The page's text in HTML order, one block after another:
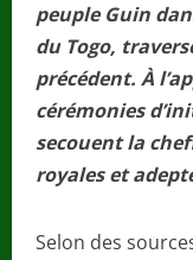
peuple Guin
du Togo,
précédent. À
cérémonies
secouent la
royales et
Selon des